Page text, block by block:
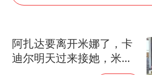
汕头市政府被约
阿扎达要离开米娜了，卡
迪尔明天过来接她，米娜